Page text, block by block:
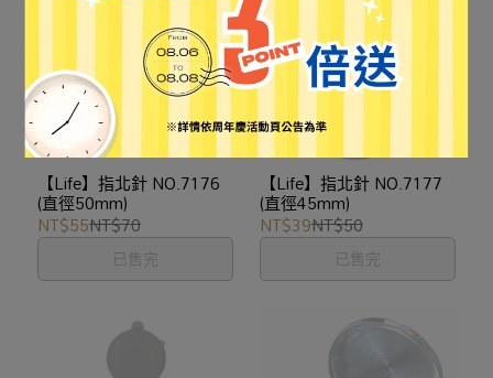
【Life】指北針 NO.7176
(直徑50mm)
NT$55NT$70
已售完
【Life】指北針 NO.7177
(直徑45mm)
NT$39NT$50
已售完